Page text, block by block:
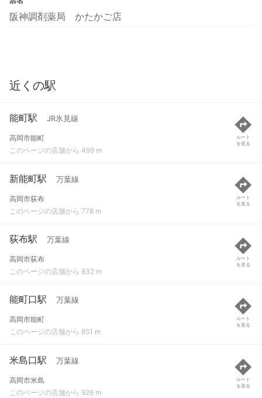
阪神調剤薬局 かたかご店
近くの駅
能町駅 JR氷見線
高岡市能町
このページの店舗から 499 m
ルート
を見る
新能町駅 万葉線
高岡市荻布
このページの店舗から 778 m
ルート
を見る
荻布駅 万葉線
高岡市荻布
このページの店舗から 832 m
ルート
を見る
能町口駅 万葉線
高岡市能町
このページの店舗から 851 m
ルート
を見る
米島口駅 万葉線
高岡市米島
このページの店舗から 926 m
ルート
を見る